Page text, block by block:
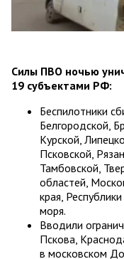
Силы ПВО ночью
19 субъектами РФ:
Беспилотники
Белгородской,
Курской,
Псковской,
Тамбовской,
областей,
края,
моря.
Вводили
Пскова,
в московском